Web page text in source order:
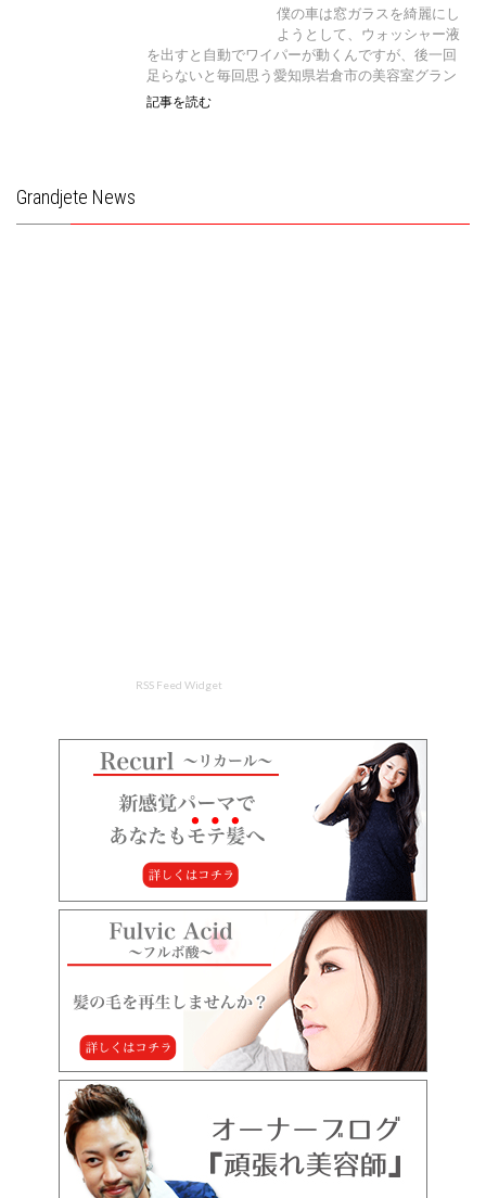
僕の車は窓ガラスを綺麗にし
ようとして、ウォッシャー液
を出すと自動でワイパーが動くんですが、後一回
足らないと毎回思う愛知県岩倉市の美容室グラン
記事を読む
Grandjete News
RSS Feed Widget